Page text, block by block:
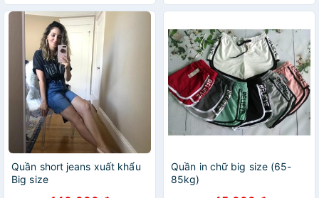
Quần short jeans xuất khẩu
Big size
Quần in chữ big size (65-
85kg)